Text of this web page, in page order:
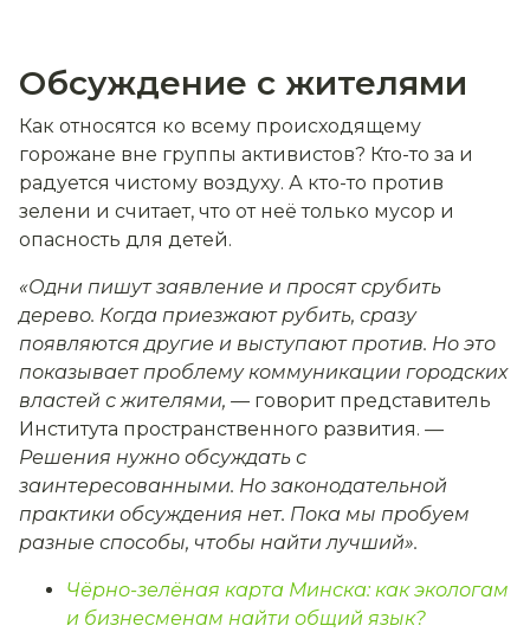
Обсуждение с жителями
Как относятся ко всему происходящему
горожане вне группы активистов? Кто-то за и
радуется чистому воздуху. А кто-то против
зелени и считает, что от неё только мусор и
опасность для детей.
«Одни пишут заявление и просят срубить
дерево. Когда приезжают рубить, сразу
появляются другие и выступают против. Но это
показывает проблему коммуникации городских
властей с жителями, — говорит представитель
Института пространственного развития. —
Решения нужно обсуждать с
заинтересованными. Но законодательной
практики обсуждения нет. Пока мы пробуем
разные способы, чтобы найти лучший».
Чёрно-зелёная карта Минска: как экологам
и бизнесменам найти общий язык?